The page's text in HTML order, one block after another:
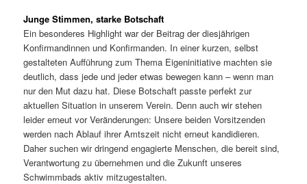
Junge Stimmen, starke Botschaft
Ein besonderes Highlight war der Beitrag der diesjährigen
Konfirmandinnen und Konfirmanden. In einer kurzen, selbst
gestalteten Aufführung zum Thema Eigeninitiative machten sie
deutlich, dass jede und jeder etwas bewegen kann – wenn man
nur den Mut dazu hat. Diese Botschaft passte perfekt zur
aktuellen Situation in unserem Verein. Denn auch wir stehen
leider erneut vor Veränderungen: Unsere beiden Vorsitzenden
werden nach Ablauf ihrer Amtszeit nicht erneut kandidieren.
Daher suchen wir dringend engagierte Menschen, die bereit sind,
Verantwortung zu übernehmen und die Zukunft unseres
Schwimmbads aktiv mitzugestalten.